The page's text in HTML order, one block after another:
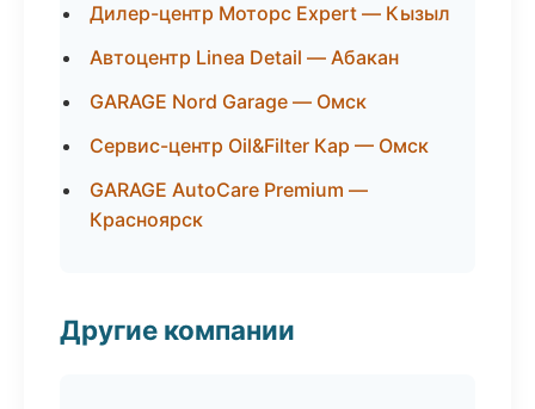
Дилер-центр Моторс Expert — Кызыл
Автоцентр Linea Detail — Абакан
GARAGE Nord Garage — Омск
Сервис-центр Oil&Filter Кар — Омск
GARAGE AutoCare Premium —
Красноярск
Другие компании